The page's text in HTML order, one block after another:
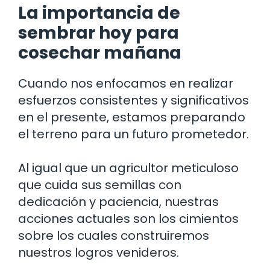
La importancia de
sembrar hoy para
cosechar mañana
Cuando nos enfocamos en realizar
esfuerzos consistentes y significativos
en el presente, estamos preparando
el terreno para un futuro prometedor.
Al igual que un agricultor meticuloso
que cuida sus semillas con
dedicación y paciencia, nuestras
acciones actuales son los cimientos
sobre los cuales construiremos
nuestros logros venideros.